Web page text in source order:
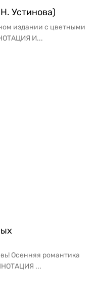
Устинова)
издании с цветными
И...
Осенняя романтика
...